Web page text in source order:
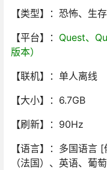
【类型】：恐怖、生
【平台】： Quest、
版本）
【联机】：单人离线
【大小】：6.7GB
【刷新】：90Hz
【语言】：多国语言
（法国）、英语、葡